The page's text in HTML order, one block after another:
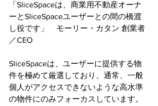
「SliceSpaceは、商業用不動産オーナ
ーとSliceSpaceユーザーとの間の橋渡
し役です」　モーリー・カタン 創業者
／CEO
SliceSpaceは、ユーザーに提供する物
件を極めて厳選しており、通常、一般
個人がアクセスできないような高水準
の物件にのみフォーカスしています。